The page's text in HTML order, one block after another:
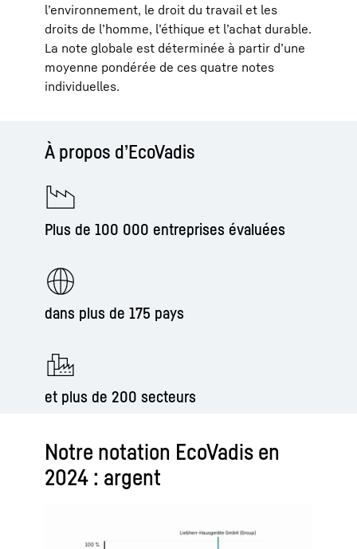
l’environnement, le droit du travail et les
droits de l’homme, l’éthique et l’achat durable.
La note globale est déterminée à partir d’une
moyenne pondérée de ces quatre notes
individuelles.
À propos d’EcoVadis
Plus de 100 000 entreprises évaluées
dans plus de 175 pays
et plus de 200 secteurs
Notre notation EcoVadis en
2024 : argent